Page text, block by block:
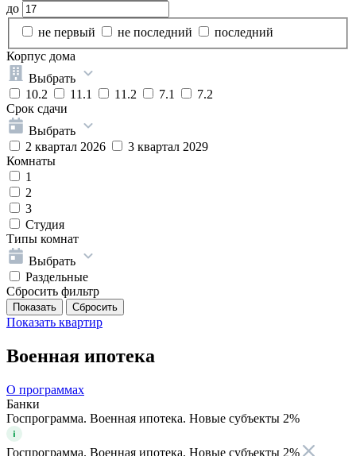
до
не первый
не последний
последний
Корпус дома
Выбрать
10.2
11.1 11.2 7.1
7.2
Срок сдачи
Выбрать
2 квартал 2026
3 квартал 2029
Комнаты
1
2
3
Студия
Типы комнат
Выбрать
Раздельные
Сбросить фильтр
Показать квартир
Военная ипотека
О программах
Банки
Госпрограмма. Военная ипотека. Новые субъекты 2%
Госпрограмма. Военная ипотека. Новые субъекты 2%